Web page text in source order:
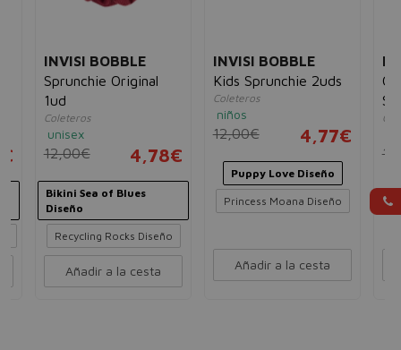
INVISI BOBBLE
Sprunchie Original
1ud
Coleteros
unisex
12,00€ 4,78€
Bikini Sea of Blues
Diseño
Recycling Rocks Diseño
Añadir a la cesta
INVISI BOBBLE
Kids Sprunchie 2uds
Coleteros
niños
12,00€ 4,77€
Puppy Love Diseño
Princess Moana Diseño
Añadir a la cesta